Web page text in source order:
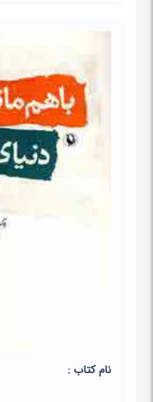
نام کتاب :